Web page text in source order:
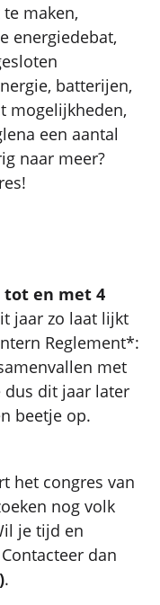
maken,
energiedebat,
batterijen,
mogelijkheden,
een aantal
naar meer?
tot en met 4
jaar zo laat lijkt
Reglement*:
met
dus dit jaar later
beetje op.
het congres van
nog volk
je tijd en
dan
.